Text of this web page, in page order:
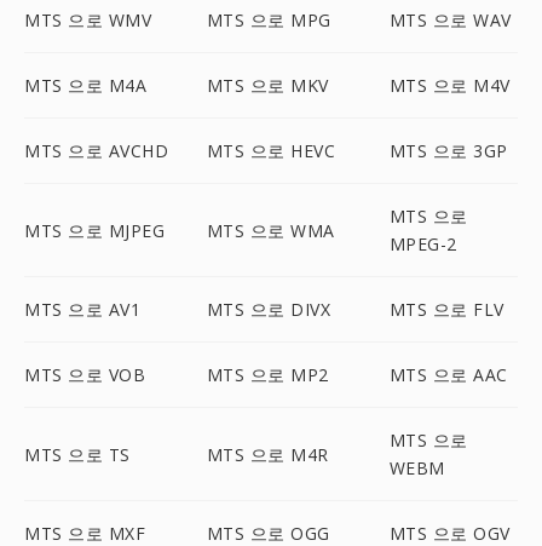
MTS 으로 WMV MTS 으로 MPG MTS 으로 WAV
MTS 으로 M4A MTS 으로 MKV MTS 으로 M4V
MTS 으로 AVCHD MTS 으로 HEVC MTS 으로 3GP
MTS 으로 MJPEG MTS 으로 WMA
MTS 으로
MPEG-2
MTS 으로 AV1 MTS 으로 DIVX MTS 으로 FLV
MTS 으로 VOB MTS 으로 MP2 MTS 으로 AAC
MTS 으로 TS MTS 으로 M4R
MTS 으로
WEBM
MTS 으로 MXF MTS 으로 OGG MTS 으로 OGV